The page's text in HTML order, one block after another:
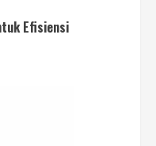
Efisiensi